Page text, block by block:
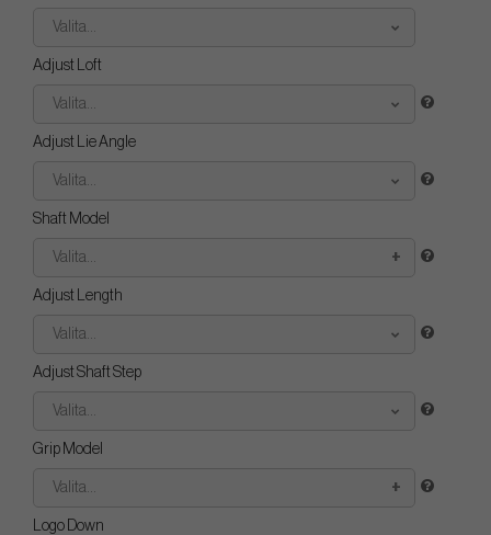
Valita...
Adjust Loft
Valita...
Adjust Lie Angle
Valita...
Shaft Model
Valita...
Adjust Length
Valita...
Adjust Shaft Step
Valita...
Grip Model
Valita...
Logo Down